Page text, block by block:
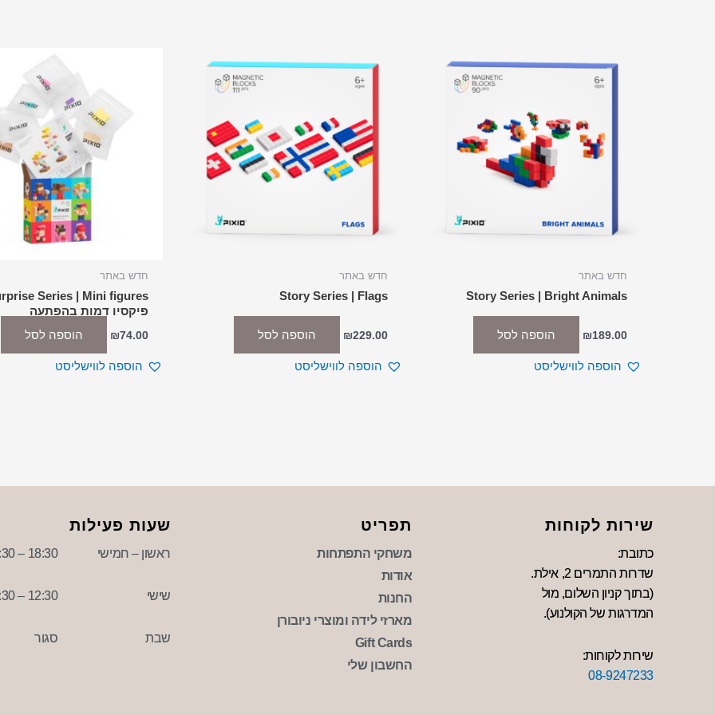
חדש באתר
Story Series | Bright Animals
₪189.00 הוספה לסל
הוספה לווישליסט
חדש באתר
Story Series | Flags
₪229.00 הוספה לסל
הוספה לווישליסט
חדש באתר
Series | Mini figures
פיקסיו דמות בהפתעה
₪74.00 הוספה לסל
הוספה לווישליסט
שירות לקוחות
כתובת:
שדרות התמרים 2, אילת.
(בתוך קניון השלום, מול
המדרגות של הקולנוע).
שירות לקוחות:
08-9247233
תפריט
משחקי התפתחות
אודות
החנות
מארזי לידה ומוצרי ניובורן
Gift Cards
החשבון שלי
שעות פעילות
ראשון – חמישי
שישי
שבת
18:30 – 09:30
12:30 – 09:30
סגור